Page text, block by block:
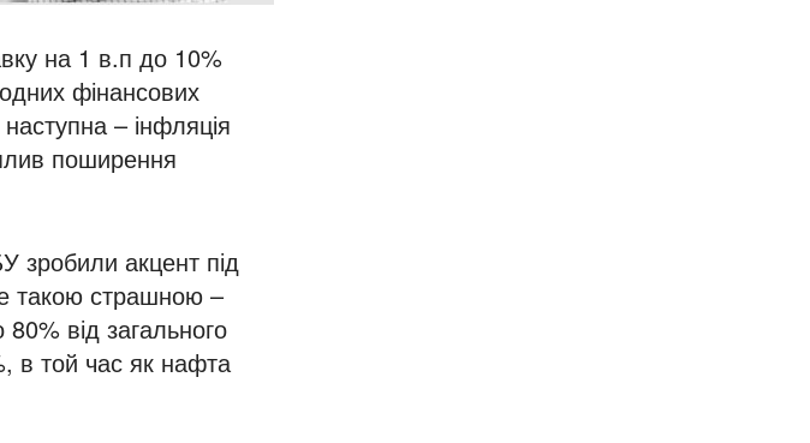
на 1 в.п до 10%
фінансових
– інфляція
поширення
зробили акцент під
такою страшною –
від загального
в той час як нафта